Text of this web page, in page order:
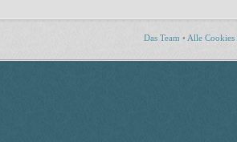
Das Team • Alle Cookies